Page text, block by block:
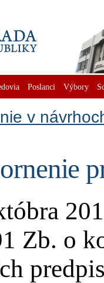
Poslanci Výbory
v
Zb. o